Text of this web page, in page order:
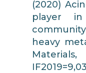
(2020)
player
heavy